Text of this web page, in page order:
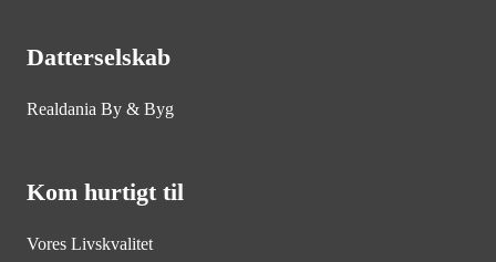
Datterselskab
Realdania By & Byg
Kom hurtigt til
Vores Livskvalitet